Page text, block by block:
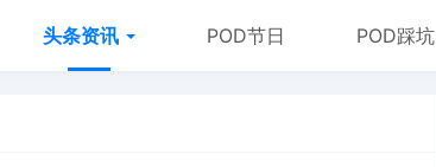
头条资讯 POD节日 POD踩坑